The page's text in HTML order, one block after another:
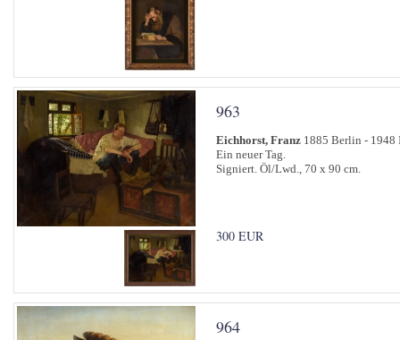
963
Eichhorst, Franz 1885 Berlin - 1948
Ein neuer Tag.
Signiert. Öl/Lwd., 70 x 90 cm.
300 EUR
964